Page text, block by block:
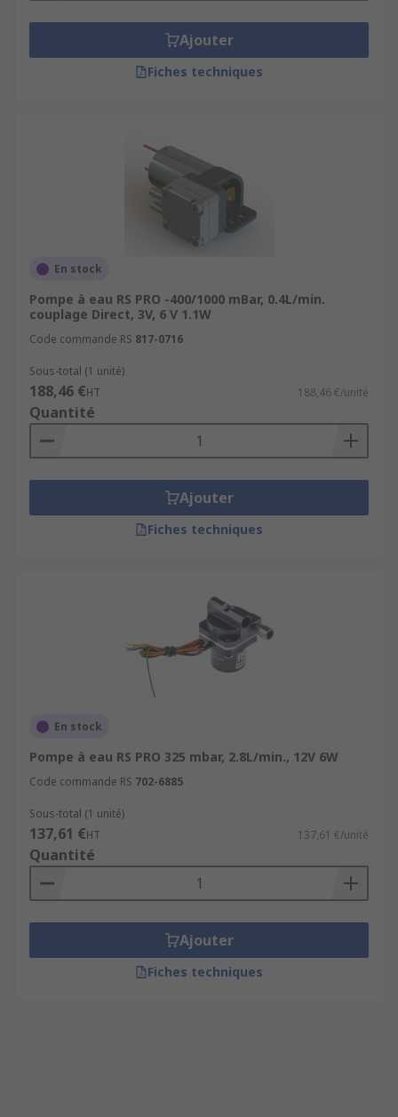
Ajouter
Fiches techniques
En stock
Pompe à eau RS PRO -400/1000 mBar, 0.4L/min.
couplage Direct, 3V, 6 V 1.1W
Code commande RS 817-0716
Sous-total (1 unité)
188,46 €HT 188,46 €/unité
Quantité
Ajouter
Fiches techniques
En stock
Pompe à eau RS PRO 325 mbar, 2.8L/min., 12V 6W
Code commande RS 702-6885
Sous-total (1 unité)
137,61 €HT 137,61 €/unité
Quantité
Ajouter
Fiches techniques